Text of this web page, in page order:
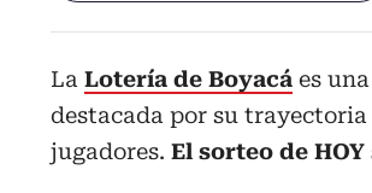
La Lotería de Boyacá es
destacada por su
jugadores. El sorteo de HOY